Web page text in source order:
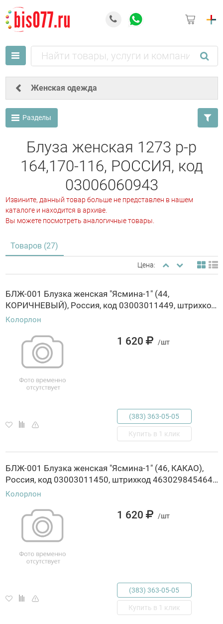
Женская одежда
Разделы
Блуза женская 1273 р-р
164,170-116, РОССИЯ, код
03006060943
Извините, данный товар больше не представлен в нашем
каталоге и находится в архиве.
Вы можете посмотреть аналогичные товары.
Товаров (27)
Цена:
БЛЖ-001 Блузка женская "Ясмина-1" (44,
КОРИЧНЕВЫЙ), Россия, код 03003011449, штрихкод 463029845469, артикул БЛЖ-001
Колорлон
1 620 /шт
(383) 363-05-05
Купить в 1 клик
БЛЖ-001 Блузка женская "Ясмина-1" (46, КАКАО),
Россия, код 03003011450, штрихкод 463029845464, артикул БЛЖ-001
Колорлон
1 620 /шт
(383) 363-05-05
Купить в 1 клик